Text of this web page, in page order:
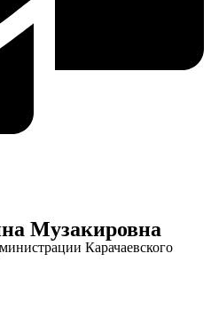
Музакировна
Карачаевского